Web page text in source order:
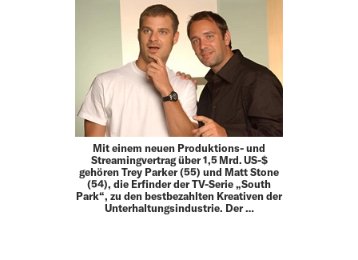
Mit einem neuen Produktions- und
Streamingvertrag über 1,5 Mrd. US-$
gehören Trey Parker (55) und Matt Stone
(54), die Erfinder der TV-Serie „South
Park“, zu den bestbezahlten Kreativen der
Unterhaltungsindustrie. Der …